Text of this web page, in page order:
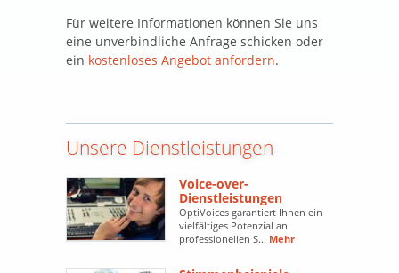
Für weitere Informationen können Sie uns
eine unverbindliche Anfrage schicken oder
ein kostenloses Angebot anfordern.
Unsere Dienstleistungen
Voice-over-
Dienstleistungen
OptiVoices garantiert Ihnen ein
vielfältiges Potenzial an
professionellen S... Mehr